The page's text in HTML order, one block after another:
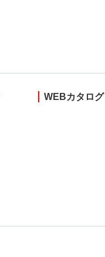
WEBカタログ